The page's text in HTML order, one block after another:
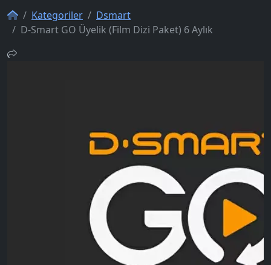
Kategoriler
Dsmart
D-Smart GO Üyelik (Film Dizi Paket) 6 Aylık